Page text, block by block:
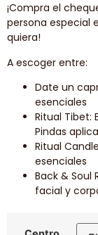
¡Compra el
persona especial
quiera!
A escoger entre:
Date un
esenciales
Ritual Tibet:
Pindas
Ritual
esenciales
Back & Soul
facial y